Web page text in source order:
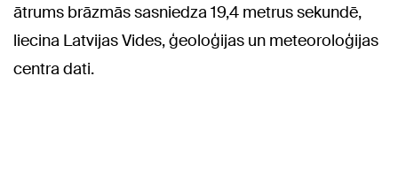
ātrums brāzmās sasniedza 19,4 metrus sekundē,
liecina Latvijas Vides, ģeoloģijas un meteoroloģijas
centra dati.